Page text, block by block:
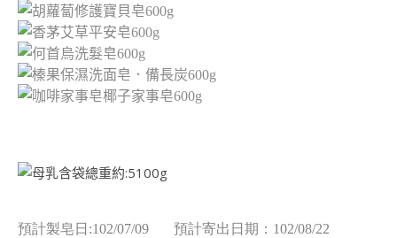
預計製皂日:102/07/09 預計寄出日期：102/08/22